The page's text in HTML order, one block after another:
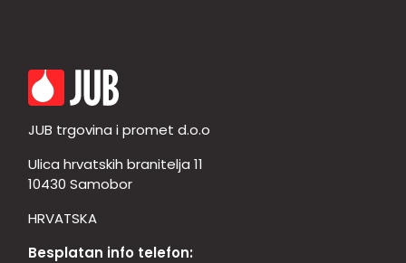
JUB trgovina i promet d.o.o
Ulica hrvatskih branitelja 11
10430 Samobor
HRVATSKA
Besplatan info telefon: